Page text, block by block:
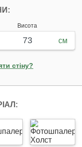
Висота
см
стіну?